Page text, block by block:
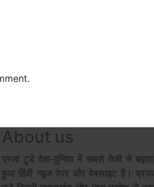
About us
प्रजा टुडे देश-दुनिया में सबसे तेजी से बढ़ता
हुआ हिंदी न्यूज पेपर और वेबसाइट है। प्रजा